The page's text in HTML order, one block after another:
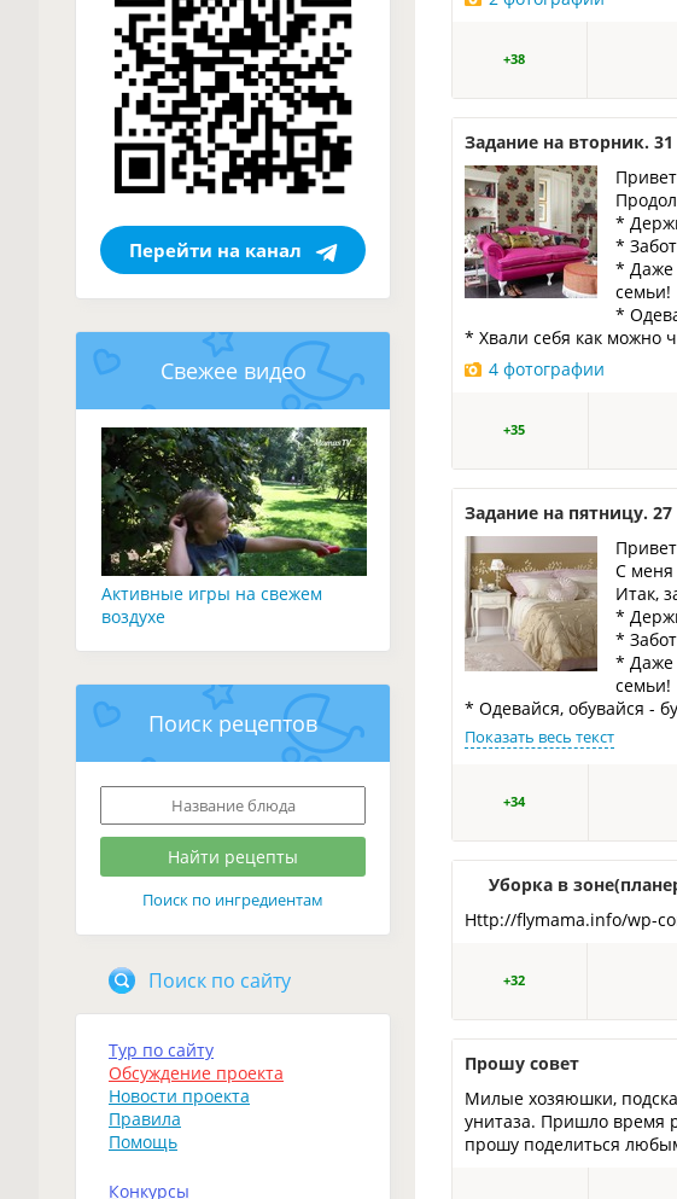
+38
Задание на вторник.
*
*
* Даже
семьи!
*
* Хвали себя как можно
4 фотографии
+35
Задание на пятницу.
С меня
Итак,
*
*
* Даже
семьи!
* Одевайся, обувайся -
Показать весь текст
+34
Уборка в
Http://flymama.info/wp-
+32
Прошу совет
Милые хозяюшки,
унитаза. Пришло время
прошу поделиться
Перейти на канал
Свежее видео
Активные игры на свежем
воздухе
Поиск рецептов
Поиск по ингредиентам
Поиск по сайту
Тур по сайту
Обсуждение проекта
Новости проекта
Правила
Помощь
Конкурсы